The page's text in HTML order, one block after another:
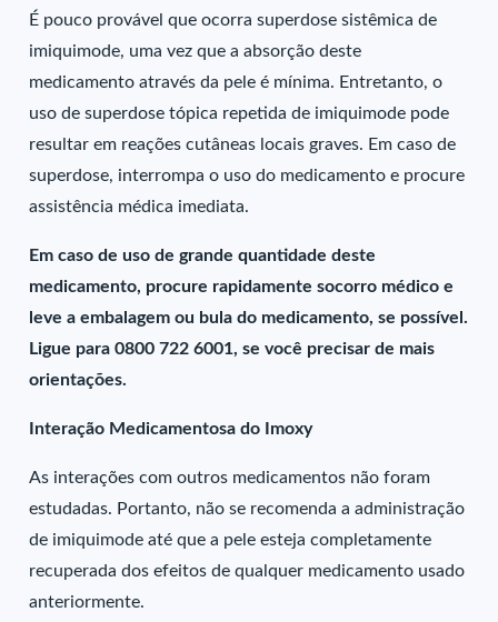
É pouco provável que ocorra superdose sistêmica de
imiquimode, uma vez que a absorção deste
medicamento através da pele é mínima. Entretanto, o
uso de superdose tópica repetida de imiquimode pode
resultar em reações cutâneas locais graves. Em caso de
superdose, interrompa o uso do medicamento e procure
assistência médica imediata.
Em caso de uso de grande quantidade deste
medicamento, procure rapidamente socorro médico e
leve a embalagem ou bula do medicamento, se possível.
Ligue para 0800 722 6001, se você precisar de mais
orientações.
Interação Medicamentosa do Imoxy
As interações com outros medicamentos não foram
estudadas. Portanto, não se recomenda a administração
de imiquimode até que a pele esteja completamente
recuperada dos efeitos de qualquer medicamento usado
anteriormente.